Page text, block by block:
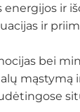
ir
ir
bei
mąstymą